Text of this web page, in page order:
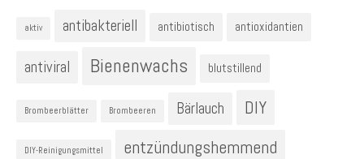
aktiv antibakteriell antibiotisch antioxidantien
antiviral Bienenwachs blutstillend
Brombeerblätter Brombeeren Bärlauch DIY
DIY-Reinigungsmittel entzündungshemmend